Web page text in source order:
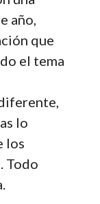
año,
que
el tema
lo
los
Todo